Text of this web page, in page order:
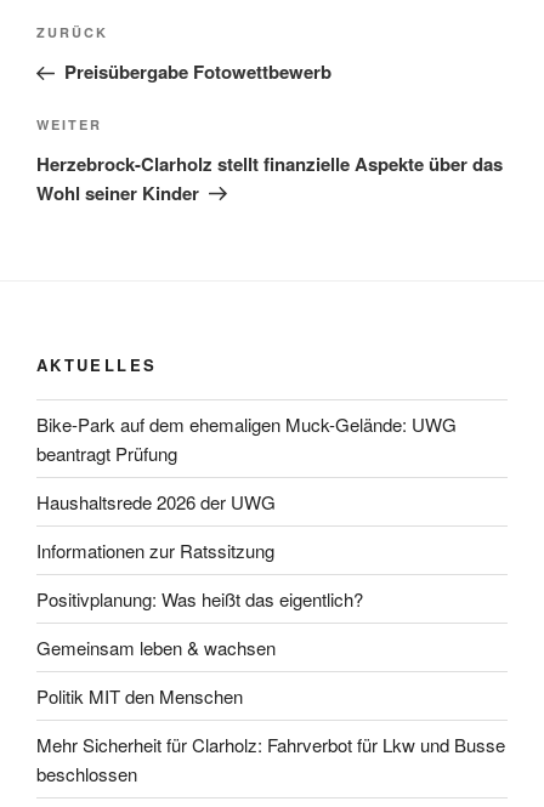
Beitragsnavigation
Vorheriger
Beitrag
ZURÜCK
Preisübergabe Fotowettbewerb
Nächster
Beitrag
WEITER
Herzebrock-Clarholz stellt finanzielle Aspekte über das
Wohl seiner Kinder
AKTUELLES
Bike-Park auf dem ehemaligen Muck-Gelände: UWG
beantragt Prüfung
Haushaltsrede 2026 der UWG
Informationen zur Ratssitzung
Positivplanung: Was heißt das eigentlich?
Gemeinsam leben & wachsen
Politik MIT den Menschen
Mehr Sicherheit für Clarholz: Fahrverbot für Lkw und Busse
beschlossen